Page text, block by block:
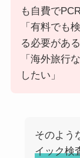
も自費で
「有料でも
る必要がある
「海外旅行
したい」
そのよう
イック検